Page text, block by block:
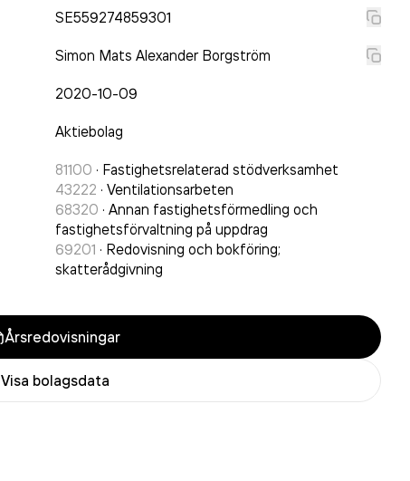
SE559274859301
Simon Mats Alexander Borgström
2020-10-09
Aktiebolag
81100 · Fastighetsrelaterad stödverksamhet
43222 · Ventilationsarbeten
68320 · Annan fastighetsförmedling och
fastighetsförvaltning på uppdrag
69201 · Redovisning och bokföring;
skatterådgivning
Årsredovisningar
Visa bolagsdata